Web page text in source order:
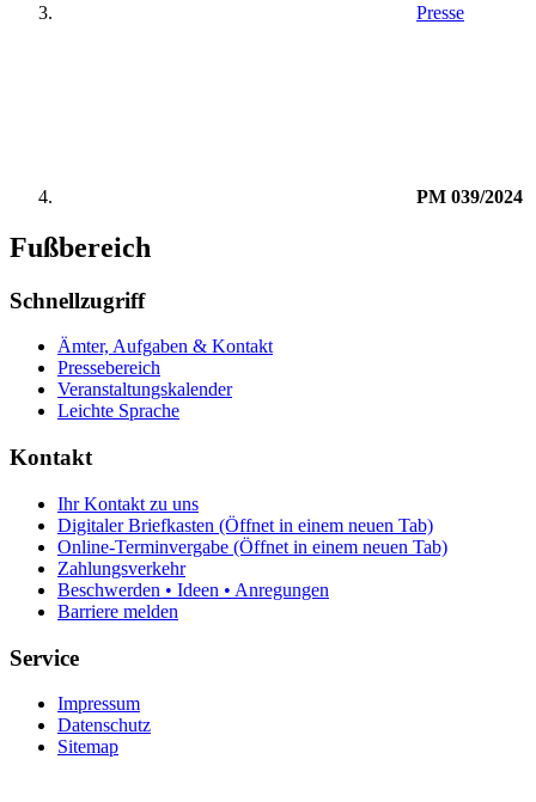
Presse
PM 039/2024
Fußbereich
Schnellzugriff
Ämter, Aufgaben & Kontakt
Pressebereich
Veranstaltungskalender
Leichte Sprache
Kontakt
Ihr Kontakt zu uns
Digitaler Briefkasten (Öffnet in einem neuen Tab)
Online-Terminvergabe (Öffnet in einem neuen Tab)
Zahlungsverkehr
Beschwerden • Ideen • Anregungen
Barriere melden
Service
Impressum
Datenschutz
Sitemap